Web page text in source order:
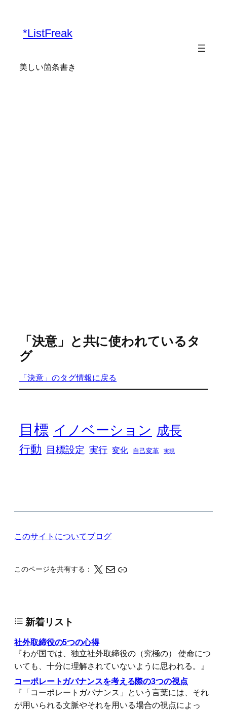
*ListFreak
美しい箇条書き
「決意」と共に使われているタ
グ
「決意」のタグ情報に戻る
目標 イノベーション 成長
行動 目標設定 実行 変化 自己変革 実現
このサイトについてブログ
このページを共有する： X メール このページの情報をクリップボードにコピーする
新着リスト
社外取締役の5つの心得
『わが国では、独立社外取締役の（究極の） 使命につ
いても、十分に理解されていないように思われる。』
コーポレートガバナンスを考える際の3つの視点
『「コーポレートガバナンス」という言葉には、それ
が用いられる文脈やそれを用いる場合の視点によっ